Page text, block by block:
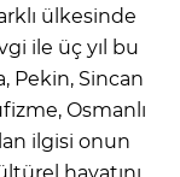
ülkesinde
ile üç yıl bu
Pekin, Sincan
Osmanlı
ilgisi onun